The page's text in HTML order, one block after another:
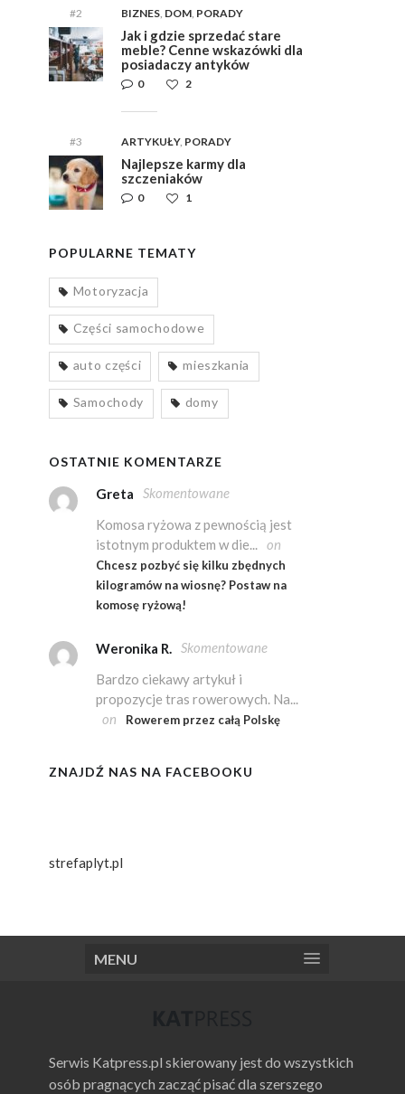
#2 BIZNES, DOM, PORADY
Jak i gdzie sprzedać stare
meble? Cenne wskazówki dla
posiadaczy antyków
2
0
#3 ARTYKUŁY, PORADY
Najlepsze karmy dla
szczeniaków
1
0
POPULARNE TEMATY
Motoryzacja
Części samochodowe
auto części mieszkania
Samochody domy
OSTATNIE KOMENTARZE
Greta
Skomentowane
Komosa ryżowa z pewnością jest
istotnym produktem w die... on
Chcesz pozbyć się kilku zbędnych
kilogramów na wiosnę? Postaw na
komosę ryżową!
Weronika R. Skomentowane
Bardzo ciekawy artykuł i
propozycje tras rowerowych. Na...
on
Rowerem przez całą Polskę
ZNAJDŹ NAS NA FACEBOOKU
strefaplyt.pl
MENU
Serwis Katpress.pl skierowany jest do wszystkich
osób pragnących zacząć pisać dla szerszego